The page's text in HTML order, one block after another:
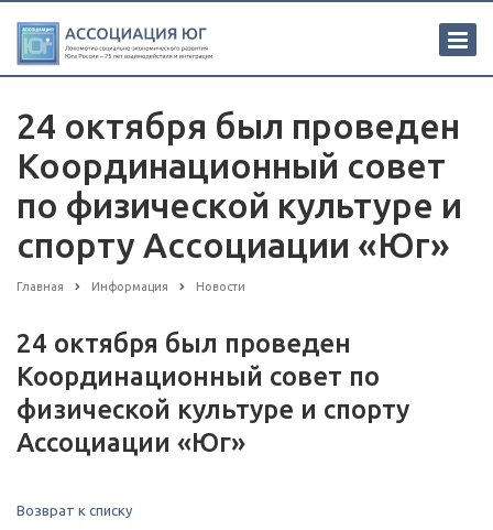
24 октября был проведен
Координационный совет
по физической культуре и
спорту Ассоциации «Юг»
Главная Информация Новости
24 октября был проведен
Координационный совет по
физической культуре и спорту
Ассоциации «Юг»
Возврат к списку